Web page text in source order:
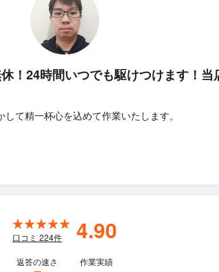
！24時間いつでも駆けつけます！当
て精一杯心を込めて作業いたします。
口コミ 224件 4.90
返答の速さ 作業実績